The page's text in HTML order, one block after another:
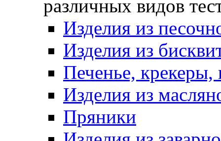
различных видов
Изделия из
Изделия из
Печенье, крекеры,
Изделия из
Пряники